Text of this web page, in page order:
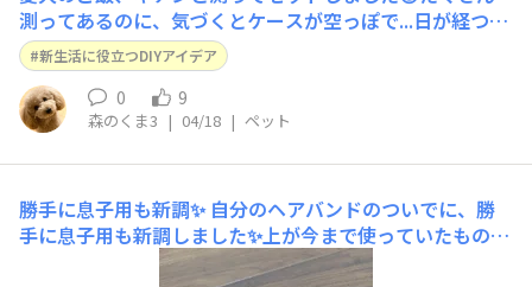
測ってあるのに、気づくとケースが空っぽで...日が経つの
って早く感じます😅
新生活に役立つDIYアイデア
0 9
森のくま3 | 04/18 | ペット
勝手に息子用も新調✨ 自分のヘアバンドのついでに、勝
手に息子用も新調しました✨上が今まで使っていたもの、
下が新しいの。毎日使うのでかなりくたびれていました💦